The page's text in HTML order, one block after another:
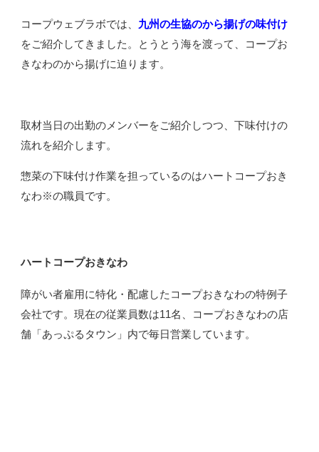
コープウェブラボでは、 九州の生協のから揚げの味付け
をご紹介してきました。とうとう海を渡って、コープお
きなわのから揚げに迫ります。
取材当日の出勤のメンバーをご紹介しつつ、下味付けの
流れを紹介します。
惣菜の下味付け作業を担っているのはハートコープおき
なわ※の職員です。
ハートコープおきなわ
障がい者雇用に特化・配慮したコープおきなわの特例子
会社です。現在の従業員数は11名、コープおきなわの店
舗「あっぷるタウン」内で毎日営業しています。